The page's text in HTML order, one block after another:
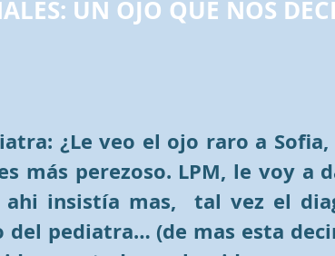
UN OJO QUE NOS
¿Le veo el ojo raro a
más perezoso. LPM, le voy
insistía mas, tal vez el
pediatra… (de mas esta